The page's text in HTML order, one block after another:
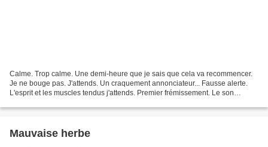
Calme. Trop calme. Une demi-heure que je sais que cela va recommencer.
Je ne bouge pas. J'attends. Un craquement annonciateur... Fausse alerte.
L'esprit et les muscles tendus j'attends. Premier frémissement. Le son
Mauvaise herbe